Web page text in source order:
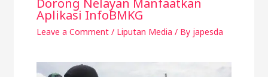
Aplikasi InfoBMKG
Leave a Comment / Liputan Media / By japesda